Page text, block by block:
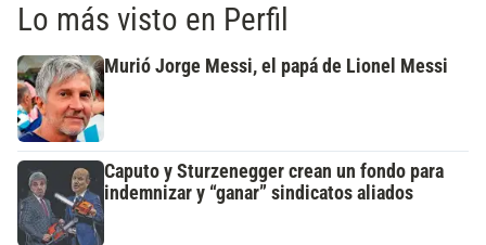
Lo más visto en Perfil
Murió Jorge Messi, el papá de Lionel Messi
Caputo y Sturzenegger crean un fondo para
indemnizar y “ganar” sindicatos aliados